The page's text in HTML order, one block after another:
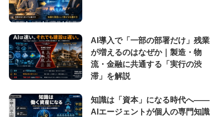
AI導入で「一部の部署だけ」残業
が増えるのはなぜか｜製造・物
流・金融に共通する「実行の渋
滞」を解説
知識は「資本」になる時代へ——
AIエージェントが個人の専門知識